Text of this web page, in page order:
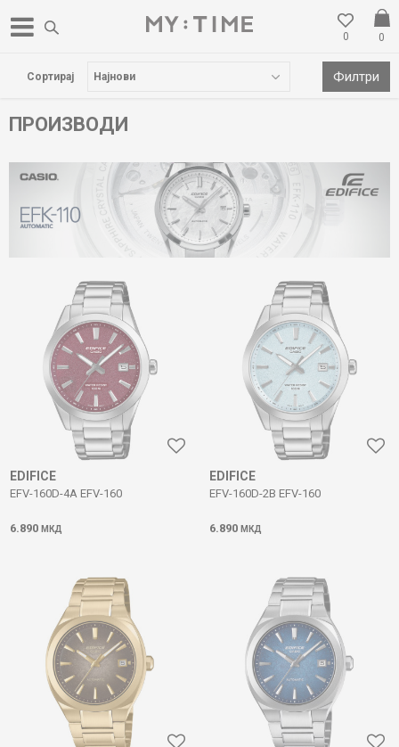
0
0
БЕСПЛАТНА ДОСТАВА НАД 3000 ден
ПРОИЗВОДИ
Сортирај Филтри
EDIFICE
EFV-160D-4A EFV-160
6.890 МКД
EDIFICE
EFV-160D-2B EFV-160
6.890 МКД